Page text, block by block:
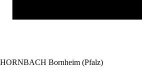
HORNBACH Bornheim (Pfalz)